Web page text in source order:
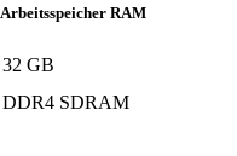
Arbeitsspeicher RAM
‎32 GB
‎DDR4 SDRAM